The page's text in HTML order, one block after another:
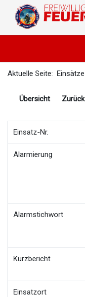
Aktuelle Seite: Einsätze
Übersicht Zurück
Einsatz-Nr.
Alarmierung
Alarmstichwort
Kurzbericht
Einsatzort